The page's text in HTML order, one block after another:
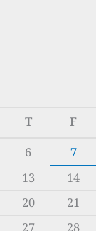
T
F
6
7
13
14
20
21